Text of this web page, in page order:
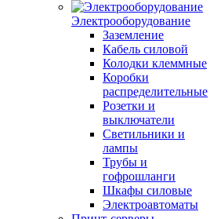
Электрооборудование
Заземление
Кабель силовой
Колодки клеммные
Коробки
распределительные
Розетки и
выключатели
Светильники и
лампы
Трубы и
гофрошланги
Шкафы силовые
Электроавтоматы